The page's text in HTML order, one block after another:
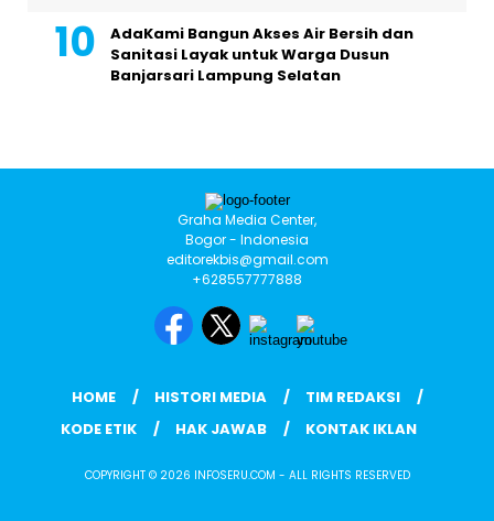
AdaKami Bangun Akses Air Bersih dan
Sanitasi Layak untuk Warga Dusun
Banjarsari Lampung Selatan
Graha Media Center,
Bogor - Indonesia
editorekbis@gmail.com
+628557777888
HOME HISTORI MEDIA
TIM REDAKSI
KODE ETIK
HAK JAWAB KONTAK IKLAN
COPYRIGHT © 2026 INFOSERU.COM - ALL RIGHTS RESERVED